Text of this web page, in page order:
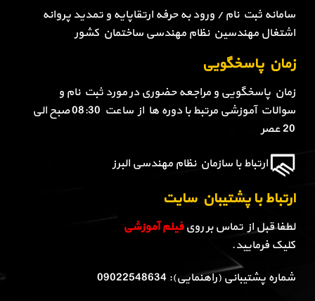
سامانه ثبت نام / ورود به حرفه ارتقاپایه و تمدید پروانه
اشتغال مهندسین نظام مهندسی ساختمان کشور
زمان پاسخگویی
زمان پاسخگویی و مراجعه حضوری در مورد ثبت نام و
سوالات آموزشی مرتبط با دوره ها از ساعت 08:30 صبح الی
20 عصر
ارتباط با سازمان نظام مهندسی البرز
ارتباط با پشتیبان سایت
لطفا قبل از تماس بر رویفیلم آموزشی
کلیک فرمایید.
شماره پشتیبانی (راهنمایی): 09022548634